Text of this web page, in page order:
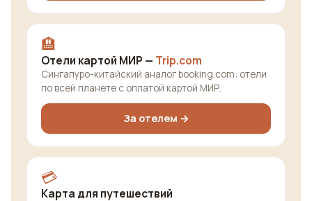
🏨
Отели картой МИР — Trip.com
Сингапуро-китайский аналог booking.com: отели
по всей планете с оплатой картой МИР.
За отелем →
💳
Карта для путешествий